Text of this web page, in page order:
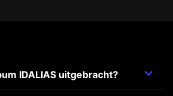
IDALIAS uitgebracht?